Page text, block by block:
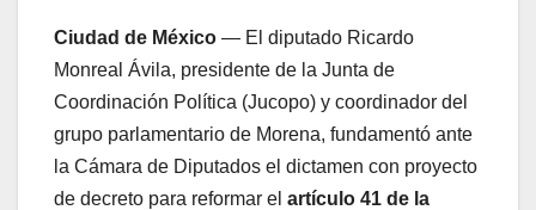
Ciudad de México — El diputado Ricardo
Monreal Ávila, presidente de la Junta de
Coordinación Política (Jucopo) y coordinador del
grupo parlamentario de Morena, fundamentó ante
la Cámara de Diputados el dictamen con proyecto
de decreto para reformar el artículo 41 de la